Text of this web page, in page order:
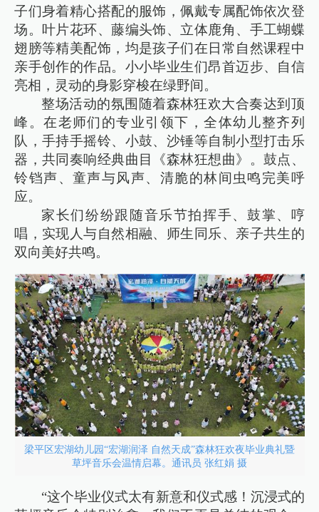
子们身着精心搭配的服饰，佩戴专属配饰依次登
场。叶片花环、藤编头饰、立体鹿角、手工蝴蝶
翅膀等精美配饰，均是孩子们在日常自然课程中
亲手创作的作品。小小毕业生们昂首迈步、自信
亮相，灵动的身影穿梭在绿野间。
整场活动的氛围随着森林狂欢大合奏达到顶
峰。在老师们的专业引领下，全体幼儿整齐列
队，手持手摇铃、小鼓、沙锤等自制小型打击乐
器，共同奏响经典曲目《森林狂想曲》。鼓点、
铃铛声、童声与风声、清脆的林间虫鸣完美呼
应。
家长们纷纷跟随音乐节拍挥手、鼓掌、哼
唱，实现人与自然相融、师生同乐、亲子共生的
双向美好共鸣。
梁平区宏湖幼儿园“宏湖润泽 自然天成”森林狂欢夜毕业典礼暨
草坪音乐会温情启幕。通讯员 张红娟 摄
“这个毕业仪式太有新意和仪式感！沉浸式的